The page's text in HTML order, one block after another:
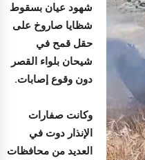
شهود عيان بسقوط
شظايا صاروخ على
حقل قمح في
شيحان بلواء القصر
دون وقوع إصابات.
وكانت صفارات
الإنذار دوت في
العديد من محافظات